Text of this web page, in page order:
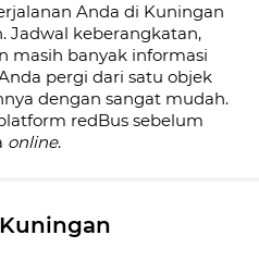
Anda di Kuningan
Jadwal keberangkatan,
masih banyak informasi
pergi dari satu objek
dengan sangat mudah.
redBus sebelum
online.